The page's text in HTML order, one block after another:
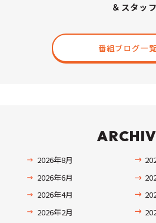
＆スタッ
番組ブログ一
2026年8月
2026年6月
2026年4月
2026年2月